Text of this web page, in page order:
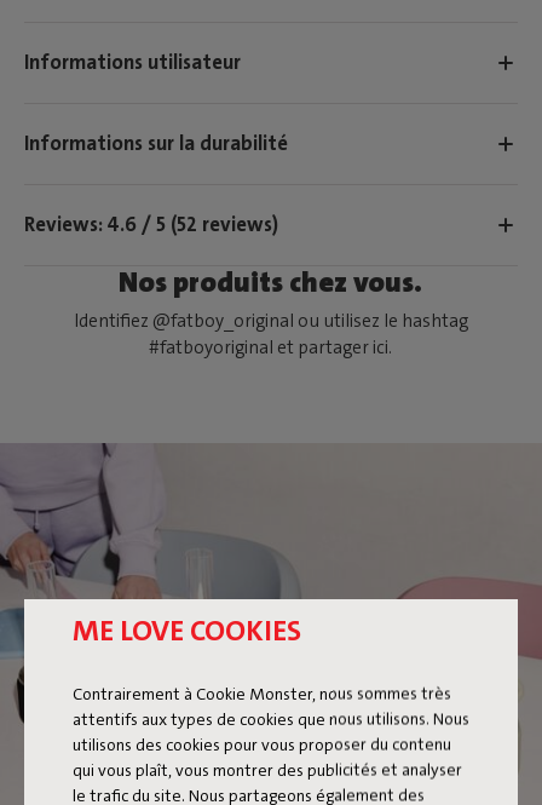
ME LOVE COOKIES
Contrairement à Cookie Monster, nous sommes très
attentifs aux types de cookies que nous utilisons. Nous
utilisons des cookies pour vous proposer du contenu
qui vous plaît, vous montrer des publicités et analyser
le trafic du site. Nous partageons également des
Informations utilisateur
Informations sur la durabilité
Reviews: 4.6 / 5 (52 reviews)
Nos produits chez vous.
Identifiez @fatboy_original ou utilisez le hashtag
#fatboyoriginal et partager ici.
FLAMTASTIQUE XS